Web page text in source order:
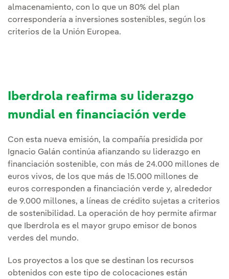
almacenamiento, con lo que un 80% del plan
correspondería a inversiones sostenibles, según los
criterios de la Unión Europea.
Iberdrola reafirma su liderazgo
mundial en financiación verde
Con esta nueva emisión, la compañía presidida por
Ignacio Galán continúa afianzando su liderazgo en
financiación sostenible, con más de 24.000 millones de
euros vivos, de los que más de 15.000 millones de
euros corresponden a financiación verde y, alrededor
de 9.000 millones, a líneas de crédito sujetas a criterios
de sostenibilidad. La operación de hoy permite afirmar
que Iberdrola es el mayor grupo emisor de bonos
verdes del mundo.
Los proyectos a los que se destinan los recursos
obtenidos con este tipo de colocaciones están